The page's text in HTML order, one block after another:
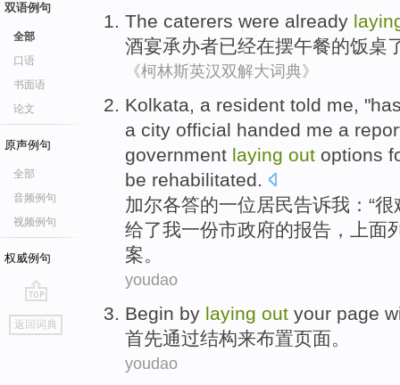
双语例句
全部
口语
书面语
论文
原声例句
全部
音频例句
视频例句
权威例句
go
top
返回词典
The caterers were already
酒宴承办者已经在摆午餐的饭桌
《柯林斯英汉双解大词典》
Kolkata, a resident told me, "
a city official handed me a
government laying out options
be rehabilitated.
加尔各答的一位 居民告诉我 ：“很
给了我一份市政府的报告 ，上面
案。
youdao
Begin by laying out your page
首先通过结构来布置页面 。
youdao